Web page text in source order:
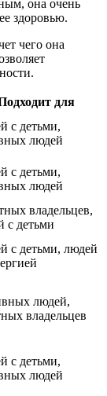
она очень
здоровью.
чего она
для
с детьми,
людей
с детьми,
людей
владельцев,
с детьми
с детьми, людей
людей,
владельцев
с детьми,
людей